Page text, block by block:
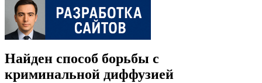
Найден способ борьбы с
криминальной диффузией